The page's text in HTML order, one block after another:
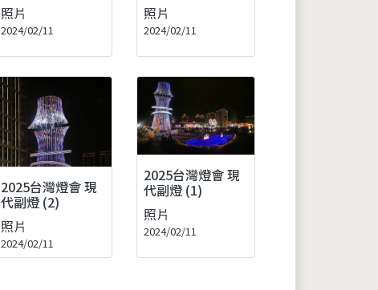
照片
2024/02/11
照片
2024/02/11
2025台灣燈會 現
代副燈 (2)
照片
2024/02/11
2025台灣燈會 現
代副燈 (1)
照片
2024/02/11